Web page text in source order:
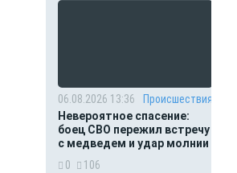
06.08.2026 13:36
Происшествия
Невероятное спасение:
боец СВО пережил встречу
с медведем и удар молнии
0
106